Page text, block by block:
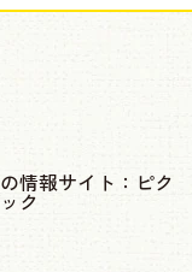
情報サイト：ピク
ク